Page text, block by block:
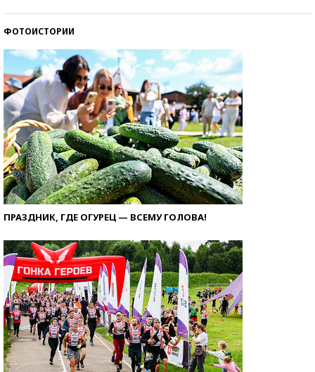
ФОТОИСТОРИИ
ПРАЗДНИК, ГДЕ ОГУРЕЦ — ВСЕМУ ГОЛОВА!